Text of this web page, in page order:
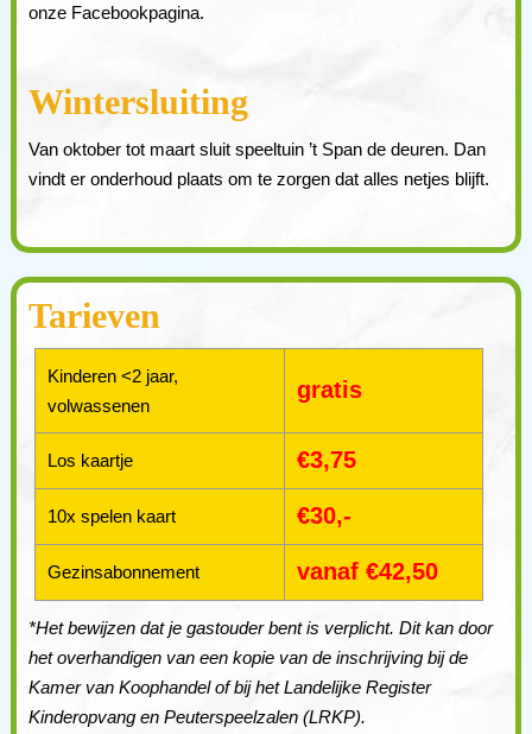
onze Facebookpagina.
Wintersluiting
Van oktober tot maart sluit speeltuin ’t Span de deuren. Dan
vindt er onderhoud plaats om te zorgen dat alles netjes blijft.
Tarieven
Kinderen <2 jaar,
volwassenen
gratis
Los kaartje €3,75
10x spelen kaart €30,-
Gezinsabonnement vanaf €42,50
*Het bewijzen dat je gastouder bent is verplicht. Dit kan door
het overhandigen van een kopie van de inschrijving bij de
Kamer van Koophandel of bij het Landelijke Register
Kinderopvang en Peuterspeelzalen (LRKP).